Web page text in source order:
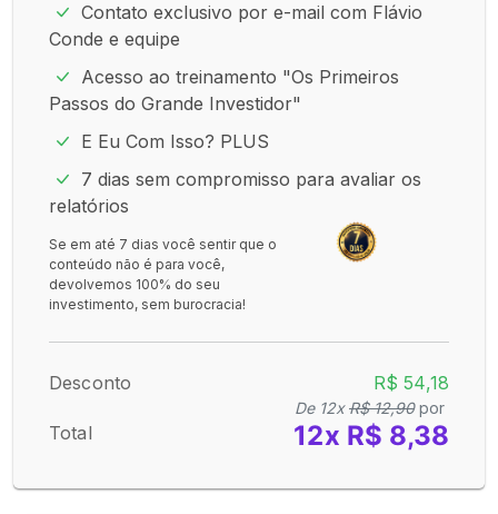
Contato exclusivo por e-mail com Flávio
Conde e equipe
Acesso ao treinamento "Os Primeiros
Passos do Grande Investidor"
E Eu Com Isso? PLUS
7 dias sem compromisso para avaliar os
relatórios
Se em até 7 dias você sentir que o
conteúdo não é para você,
devolvemos 100% do seu
investimento, sem burocracia!
Desconto R$ 54,18
De 12xR$ 12,90por
Total 12x R$ 8,38